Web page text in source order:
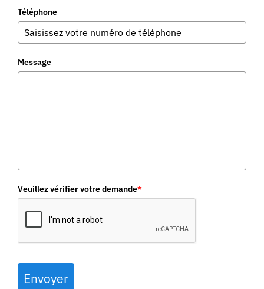
Téléphone
Message
Veuillez vérifier votre demande*
Envoyer